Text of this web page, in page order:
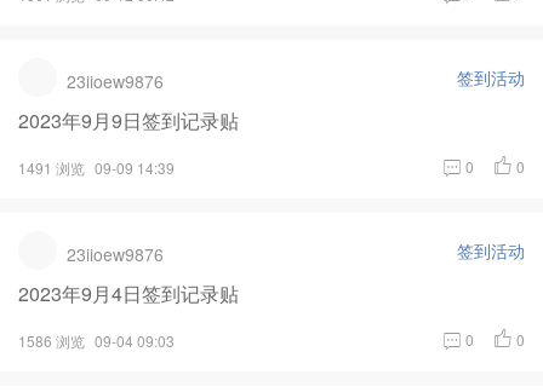
23iioew9876 签到活动
2023年9月9日签到记录贴
1491 浏览 09-09 14:39 0 0
23iioew9876 签到活动
2023年9月4日签到记录贴
1586 浏览 09-04 09:03 0 0